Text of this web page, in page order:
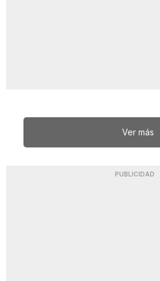
Ver más
PUBLICIDAD